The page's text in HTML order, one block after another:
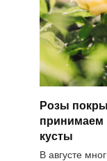
Розы
принимаем
кусты
В августе